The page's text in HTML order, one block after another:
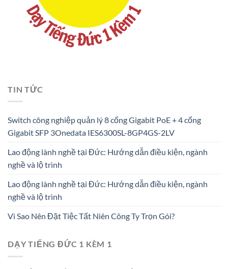
TIN TỨC
Switch công nghiệp quản lý 8 cổng Gigabit PoE + 4 cổng
Gigabit SFP 3Onedata IES6300SL-8GP4GS-2LV
Lao động lành nghề tại Đức: Hướng dẫn điều kiện, ngành
nghề và lộ trình
Lao động lành nghề tại Đức: Hướng dẫn điều kiện, ngành
nghề và lộ trình
Vì Sao Nên Đặt Tiệc Tất Niên Công Ty Trọn Gói?
DẠY TIẾNG ĐỨC 1 KÈM 1